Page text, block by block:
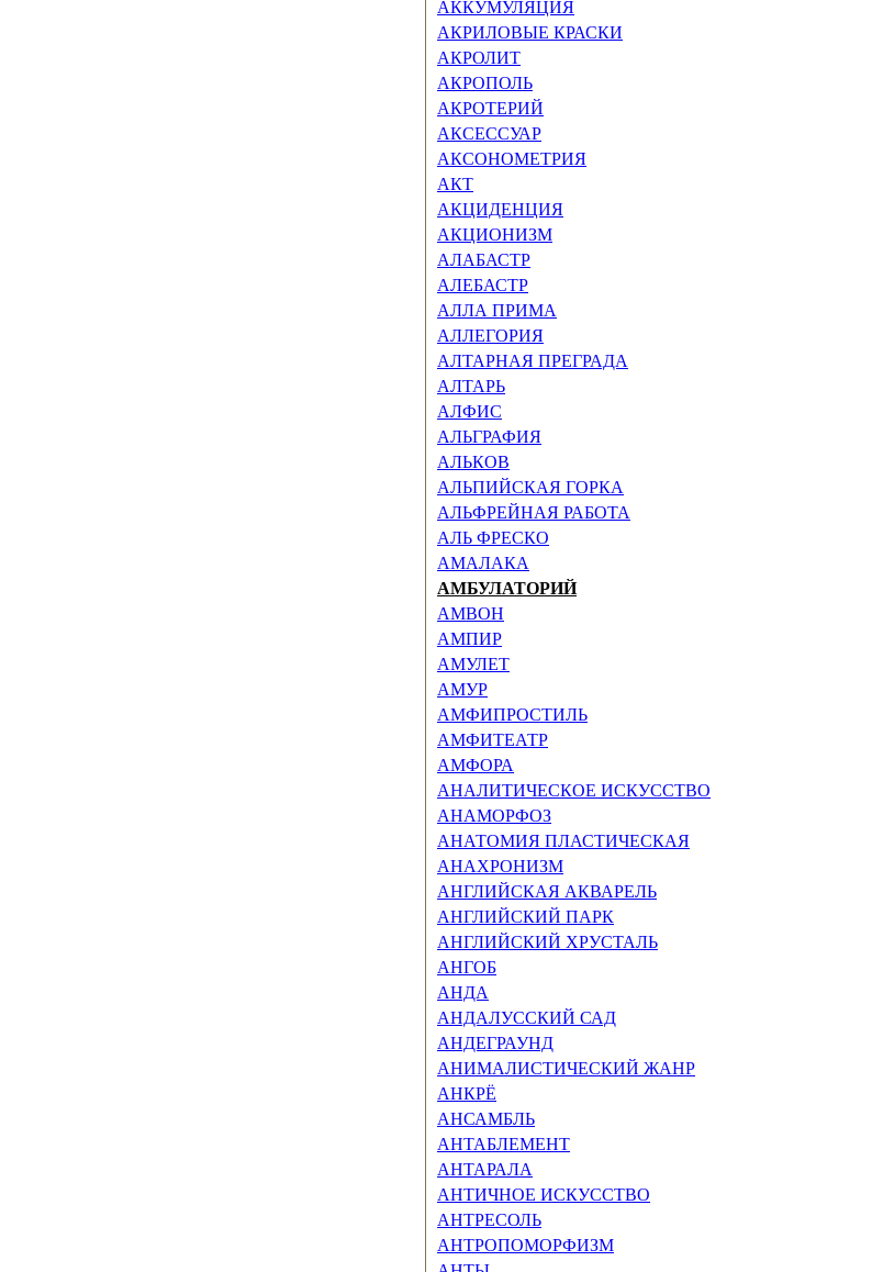
АККУМУЛЯЦИЯ
АКРИЛОВЫЕ КРАСКИ
АКРОЛИТ
АКРОПОЛЬ
АКРОТЕРИЙ
АКСЕССУАР
АКСОНОМЕТРИЯ
АКТ
АКЦИДЕНЦИЯ
АКЦИОНИЗМ
АЛАБАСТР
АЛЕБАСТР
АЛЛА ПРИМА
АЛЛЕГОРИЯ
АЛТАРНАЯ ПРЕГРАДА
АЛТАРЬ
АЛФИС
АЛЬГРАФИЯ
АЛЬКОВ
АЛЬПИЙСКАЯ ГОРКА
АЛЬФРЕЙНАЯ РАБОТА
АЛЬ ФРЕСКО
АМАЛАКА
АМБУЛАТОРИЙ
АМВОН
АМПИР
АМУЛЕТ
АМУР
АМФИПРОСТИЛЬ
АМФИТЕАТР
АМФОРА
АНАЛИТИЧЕСКОЕ ИСКУССТ­ВО
АНАМОРФОЗ
АНАТОМИЯ ПЛАСТИЧЕСКАЯ
АНАХРОНИЗМ
АНГЛИЙСКАЯ АКВАРЕЛЬ
АНГЛИЙСКИЙ ПАРК
АНГЛИЙСКИЙ ХРУСТАЛЬ
АНГОБ
АНДА
АНДАЛУССКИЙ САД
АНДЕГРАУНД
АНИМАЛИСТИЧЕСКИЙ ЖАНР
АНКРЁ
АНСАМБЛЬ
АНТАБЛЕМЕНТ
АНТАРАЛА
АНТИЧНОЕ ИСКУССТВО
АНТРЕСОЛЬ
АНТРОПОМОРФИЗМ